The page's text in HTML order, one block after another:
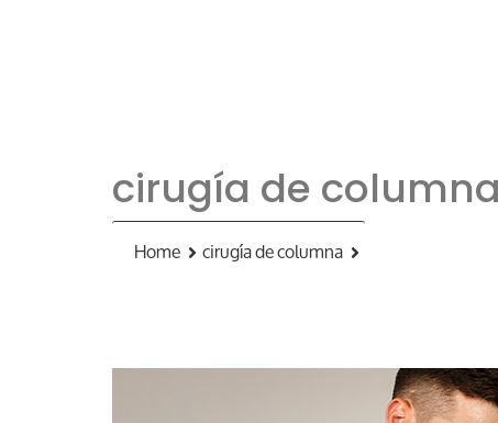
cirugía de
Home cirugía de columna